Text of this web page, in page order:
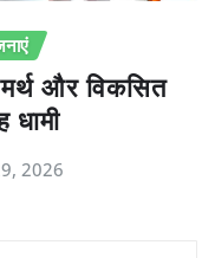
और विकसित
2026